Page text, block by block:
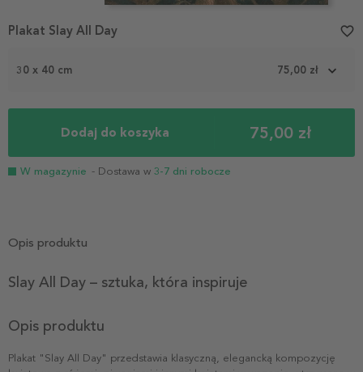
1
30 x 40 cm 75,00 zł
Dodaj do koszyka 75,00 zł
W magazynie - Dostawa w 3-7 dni robocze
Plakat Slay All Day favorite_border
Opis produktu
Slay All Day – sztuka, która inspiruje
Opis produktu
Plakat "Slay All Day" przedstawia klasyczną, elegancką kompozycję